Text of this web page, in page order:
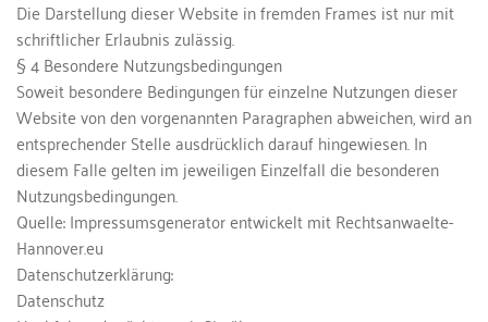
Die Darstellung dieser Website in fremden Frames ist nur mit
schriftlicher Erlaubnis zulässig.
§ 4 Besondere Nutzungsbedingungen
Soweit besondere Bedingungen für einzelne Nutzungen dieser
Website von den vorgenannten Paragraphen abweichen, wird an
entsprechender Stelle ausdrücklich darauf hingewiesen. In
diesem Falle gelten im jeweiligen Einzelfall die besonderen
Nutzungsbedingungen.
Quelle: Impressumsgenerator entwickelt mit Rechtsanwaelte-
Hannover.eu
Datenschutzerklärung:
Datenschutz